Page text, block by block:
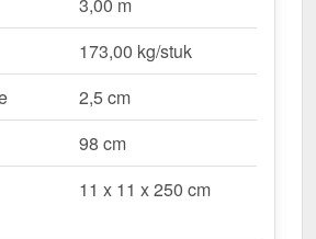
– Hoogwaardige Aluminium
maximale weersbestendigheid.
tegen weersinvloeden
dakbedekking
regen & UV-straling.
weersomstandigheden
sneeuwzone 1 (0,65 kN/m²),
3,00 m
173,00 kg/stuk
2,5 cm
98 cm
11 x 11 x 250 cm